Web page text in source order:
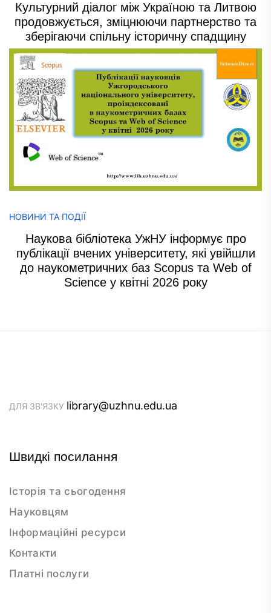
Культурний діалог між Україною та Литвою
продовжується, зміцнюючи партнерство та
зберігаючи спільну історичну спадщину
НОВИНИ ТА ПОДІЇ
Наукова бібліотека УжНУ інформує про
публікації вчених університету, які увійшли
до наукометричних баз Scopus та Web of
Science у квітні 2026 року
ДЛЯ ЗВ'ЯЗКУ library@uzhnu.edu.ua
Швидкі посилання
Історія та сьогодення
Науковцям
Інформаційні ресурси
Контакти
Платні послуги